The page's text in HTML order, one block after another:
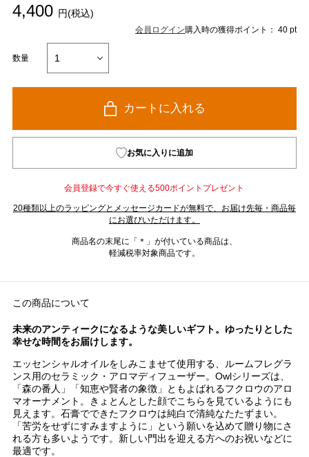
4,400 円(税込)
会員ログイン購入時の獲得ポイント： 40 pt
数量
カートに入れる
お気に入りに追加
会員登録で今すぐ使える500ポイントプレゼント
20種類以上のラッピングとメッセージカードが無料で、お届け先毎・商品毎
にお選びいただけます。
商品名の末尾に「＊」が付いている商品は、
軽減税率対象商品です。
この商品について
未来のアンティークになるような美しいギフト。ゆったりとした
幸せな時間をお届けします。
エッセンシャルオイルをしみこませて使用する、ルームフレグラ
ンス用のセラミック・アロマディフューザー。Owlシリーズは、
「森の番人」「知恵や賢者の象徴」ともよばれるフクロウのアロ
マオーナメント。きょとんとした顔でこちらを見ているようにも
見えます。石膏でできたフクロウは純白で清純なたたずまい。
「苦労をせずにすみますように」という願いを込めて贈り物にさ
れる方も多いようです。新しい門出を迎える方へのお祝いなどに
最適です。